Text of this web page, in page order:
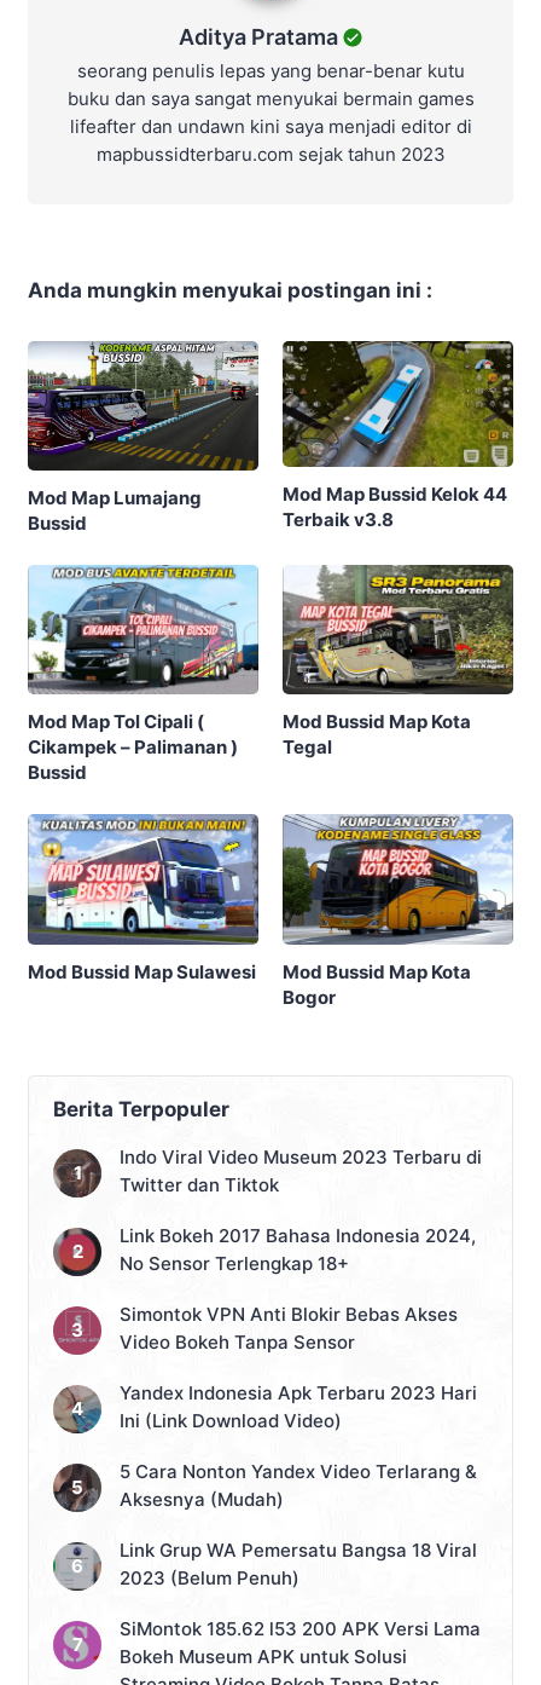
Aditya Pratama
seorang penulis lepas yang benar-benar kutu
buku dan saya sangat menyukai bermain games
lifeafter dan undawn kini saya menjadi editor di
mapbussidterbaru.com sejak tahun 2023
Anda mungkin menyukai postingan ini :
Mod Map Lumajang
Bussid
Mod Map Bussid Kelok 44
Terbaik v3.8
Mod Map Tol Cipali (
Cikampek – Palimanan )
Bussid
Mod Bussid Map Kota
Tegal
Mod Bussid Map Sulawesi
Mod Bussid Map Kota
Bogor
Berita Terpopuler
Indo Viral Video Museum 2023 Terbaru di
Twitter dan Tiktok
Link Bokeh 2017 Bahasa Indonesia 2024,
No Sensor Terlengkap 18+
Simontok VPN Anti Blokir Bebas Akses
Video Bokeh Tanpa Sensor
Yandex Indonesia Apk Terbaru 2023 Hari
Ini (Link Download Video)
5 Cara Nonton Yandex Video Terlarang &
Aksesnya (Mudah)
Link Grup WA Pemersatu Bangsa 18 Viral
2023 (Belum Penuh)
SiMontok 185.62 l53 200 APK Versi Lama
Bokeh Museum APK untuk Solusi